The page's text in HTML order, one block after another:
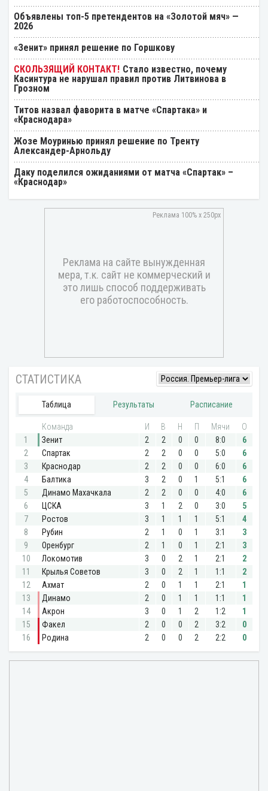
Объявлены топ-5 претендентов на «Золотой мяч» —
2026
«Зенит» принял решение по Горшкову
Стало известно, почему
Касинтура не нарушал правил против Литвинова в
Грозном
Титов назвал фаворита в матче «Спартака» и
«Краснодара»
Жозе Моуринью принял решение по Тренту
Александер-Арнольду
Даку поделился ожиданиями от матча «Спартак» –
«Краснодар»